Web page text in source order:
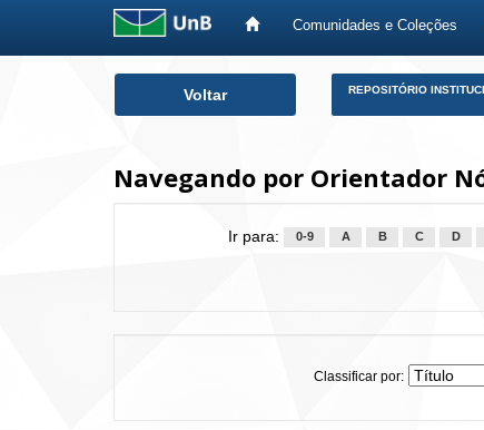
Comunidades e Coleções
Voltar REPOSITÓRIO
Navegando por Orientador
Ir para: 0-9 A B C D
Classificar por: